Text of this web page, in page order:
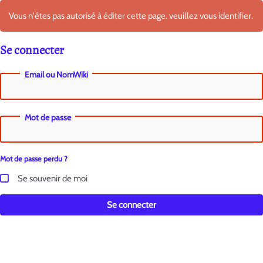
Vous n'êtes pas autorisé à éditer cette page. veuillez vous identifier.
Se connecter
Email ou NomWiki
Mot de passe
Mot de passe perdu ?
Se souvenir de moi
Se connecter